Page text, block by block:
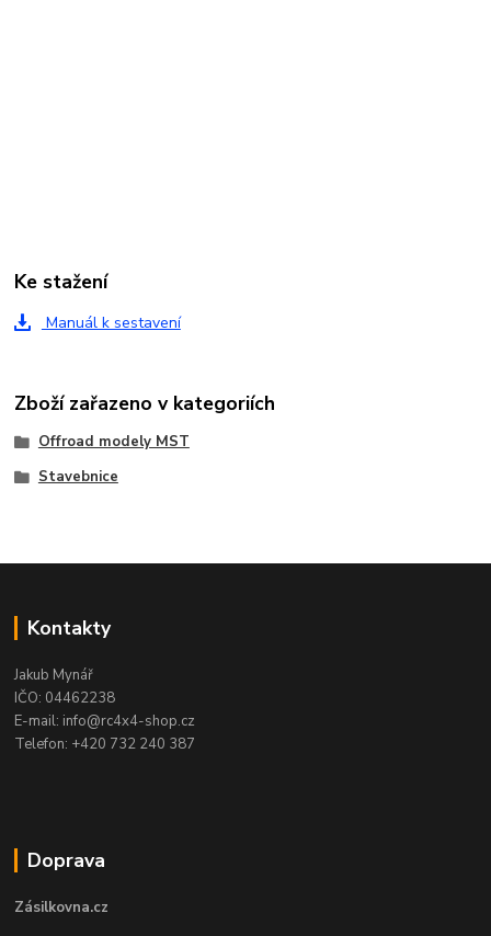
Ke stažení
Manuál k sestavení
Zboží zařazeno v kategoriích
Offroad modely MST
Stavebnice
Kontakty
Jakub Mynář
IČO: 04462238
E-mail: info@rc4x4-shop.cz
Telefon: +420 732 240 387
Doprava
Zásilkovna.cz